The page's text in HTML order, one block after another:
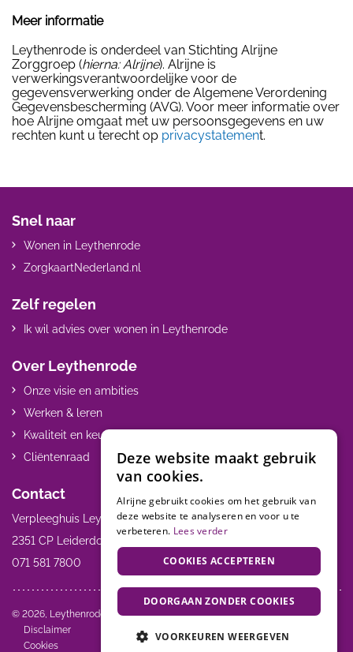
Meer informatie
Leythenrode is onderdeel van Stichting Alrijne
Zorggroep (hierna: Alrijne). Alrijne is
verwerkingsverantwoordelijke voor de
gegevensverwerking onder de Algemene Verordening
Gegevensbescherming (AVG). Voor meer informatie over
hoe Alrijne omgaat met uw persoonsgegevens en uw
rechten kunt u terecht op privacystatement.
Snel naar
Wonen in Leythenrode
ZorgkaartNederland.nl
Zelf regelen
Ik wil advies over wonen in Leythenrode
Over Leythenrode
Onze visie en ambities
Werken & leren
Kwaliteit en keurmerken
Cliëntenraad
Contact
Verpleeghuis Leythenrode Hoogmadeseweg 55
2351 CP Leiderdorp
071 581 7800
© 2026, Leythenrode
Disclaimer
Cookies
Volg ons:
Deze website maakt gebruik
van cookies.
Alrijne gebruikt cookies om het gebruik van
deze website te analyseren en voor u te
verbeteren. Lees verder
COOKIES ACCEPTEREN
DOORGAAN ZONDER COOKIES
VOORKEUREN WEERGEVEN